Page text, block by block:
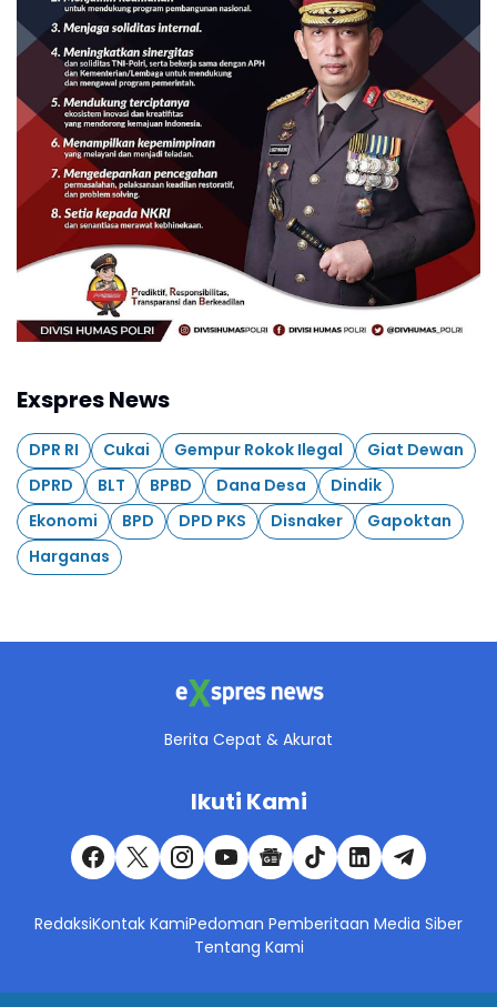
Exspres News
DPR RI Cukai Gempur Rokok Ilegal
Giat Dewan
DPRD
BLT BPBD Dana Desa
Dindik
Ekonomi
BPD DPD PKS Disnaker
Gapoktan
Harganas
Berita Cepat & Akurat
Ikuti Kami
RedaksiKontak KamiPedoman Pemberitaan Media Siber
Tentang Kami